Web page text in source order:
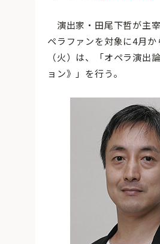
演出家・田尾下哲が主
ペラファンを対象に4月
（火）は、「オペラ演
ョン》」を行う。